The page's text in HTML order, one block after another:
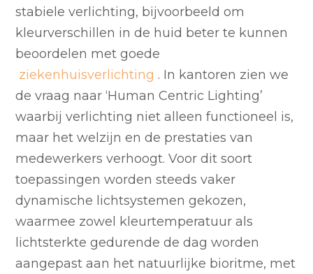
stabiele verlichting, bijvoorbeeld om
kleurverschillen in de huid beter te kunnen
beoordelen met goede
ziekenhuisverlichting . In kantoren zien we
de vraag naar ‘Human Centric Lighting’
waarbij verlichting niet alleen functioneel is,
maar het welzijn en de prestaties van
medewerkers verhoogt. Voor dit soort
toepassingen worden steeds vaker
dynamische lichtsystemen gekozen,
waarmee zowel kleurtemperatuur als
lichtsterkte gedurende de dag worden
aangepast aan het natuurlijke bioritme, met